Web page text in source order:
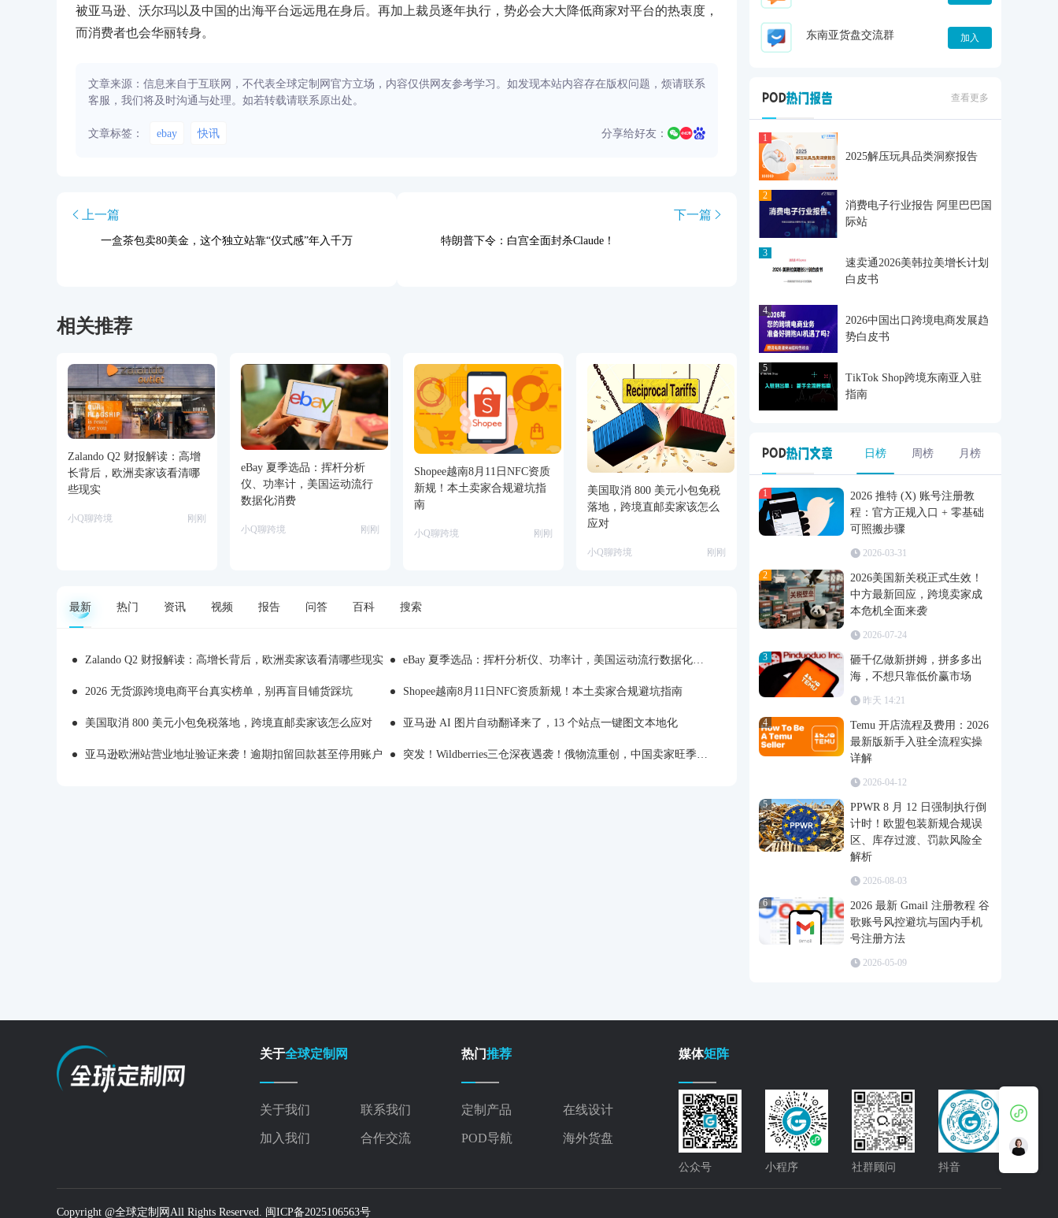
被亚马逊、沃尔玛以及中国的出海平台远远甩在身后。再加上裁员逐年执行，势必会大大降低商家对平台的热衷度，
而消费者也会华丽转身。
文章来源：信息来自于互联网，不代表全球定制网官方立场，内容仅供网友参考学习。如发现本站内容存在版权问题，烦请联系
客服，我们将及时沟通与处理。如若转载请联系原出处。
文章标签： ebay 快讯 分享给好友：
上一篇
一盒茶包卖80美金，这个独立站靠“仪式感”年入千万
下一篇
特朗普下令：白宫全面封杀Claude！
相关推荐
Zalando Q2 财报解读：高增
长背后，欧洲卖家该看清哪
些现实
小Q聊跨境 刚刚
eBay 夏季选品：挥杆分析
仪、功率计，美国运动流行
数据化消费
小Q聊跨境 刚刚
Shopee越南8月11日NFC资质
新规！本土卖家合规避坑指
南
小Q聊跨境 刚刚
美国取消 800 美元小包免税
落地，跨境直邮卖家该怎么
应对
小Q聊跨境 刚刚
最新 热门 资讯 视频 报告 问答 百科 搜索
Zalando Q2 财报解读：高增长背后，欧洲卖家该看清哪些现实 eBay 夏季选品：挥杆分析仪、功率计，美国运动流行数据化消费
2026 无货源跨境电商平台真实榜单，别再盲目铺货踩坑 Shopee越南8月11日NFC资质新规！本土卖家合规避坑指南
美国取消 800 美元小包免税落地，跨境直邮卖家该怎么应对 亚马逊 AI 图片自动翻译来了，13 个站点一键图文本地化
亚马逊欧洲站营业地址验证来袭！逾期扣留回款甚至停用账户 突发！Wildberries三仓深夜遇袭！俄物流重创，中国卖家旺季备货踩雷
东南亚货盘交流群 加入
查看更多
1
2025解压玩具品类洞察报告
2
消费电子行业报告 阿里巴巴国
际站
3
速卖通2026美韩拉美增长计划
白皮书
4
2026中国出口跨境电商发展趋
势白皮书
5
TikTok Shop跨境东南亚入驻
指南
日榜 周榜 月榜
1
2026 推特 (X) 账号注册教
程：官方正规入口 + 零基础
可照搬步骤
2026-03-31
2
2026美国新关税正式生效！
中方最新回应，跨境卖家成
本危机全面来袭
2026-07-24
3
砸千亿做新拼姆，拼多多出
海，不想只靠低价赢市场
昨天 14:21
4
Temu 开店流程及费用：2026
最新版新手入驻全流程实操
详解
2026-04-12
5
PPWR 8 月 12 日强制执行倒
计时！欧盟包装新规合规误
区、库存过渡、罚款风险全
解析
2026-08-03
6
2026 最新 Gmail 注册教程 谷
歌账号风控避坑与国内手机
号注册方法
2026-05-09
关于全球定制网
关于我们 联系我们
加入我们 合作交流
热门推荐
定制产品 在线设计
POD导航 海外货盘
媒体矩阵
公众号 小程序 社群顾问 抖音
Copyright @全球定制网All Rights Reserved. 闽ICP备2025106563号